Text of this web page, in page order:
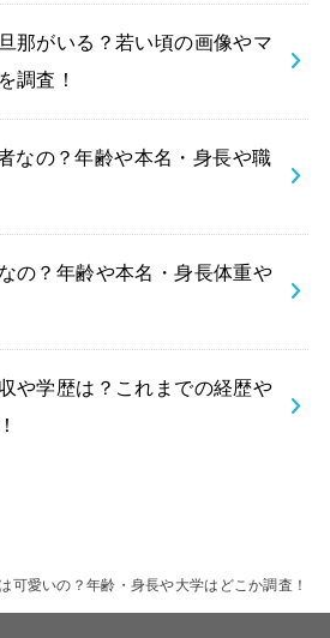
那がいる？若い頃の画像やマ
調査！
なの？年齢や本名・身長や職
の？年齢や本名・身長体重や
や学歴は？これまでの経歴や
可愛いの？年齢・身長や大学はどこか調査！